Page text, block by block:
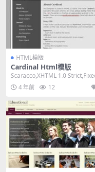
HTML模版
Cardinal Html模版
Scaracco,XHTML 1.0
Width, 2...
4 年前 12